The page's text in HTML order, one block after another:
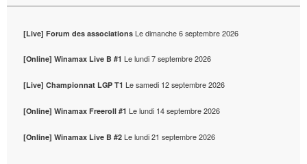
[Live] Forum des associations Ledimanche 6 septembre 2026
[Online] Winamax Live B #1 Lelundi 7 septembre 2026
[Live] Championnat LGP T1 Lesamedi 12 septembre 2026
[Online] Winamax Freeroll #1 Lelundi 14 septembre 2026
[Online] Winamax Live B #2 Lelundi 21 septembre 2026